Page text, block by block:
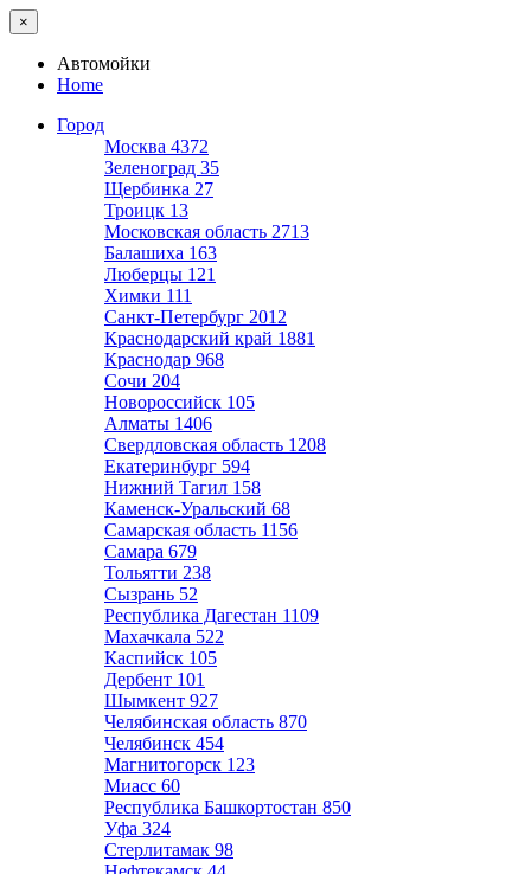
×
Автомойки
Home
Город
Москва 4372
Зеленоград 35
Щербинка 27
Троицк 13
Московская область 2713
Балашиха 163
Люберцы 121
Химки 111
Санкт-Петербург 2012
Краснодарский край 1881
Краснодар 968
Сочи 204
Новороссийск 105
Алматы 1406
Свердловская область 1208
Екатеринбург 594
Нижний Тагил 158
Каменск-Уральский 68
Самарская область 1156
Самара 679
Тольятти 238
Сызрань 52
Республика Дагестан 1109
Махачкала 522
Каспийск 105
Дербент 101
Шымкент 927
Челябинская область 870
Челябинск 454
Магнитогорск 123
Миасс 60
Республика Башкортостан 850
Уфа 324
Стерлитамак 98